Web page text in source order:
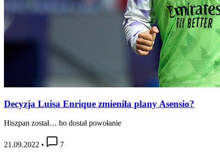
Decyzja Luisa Enrique zmieniła plany Asensio?
Hiszpan został… bo dostał powołanie
21.09.2022 • 7